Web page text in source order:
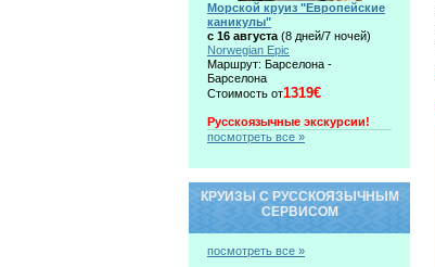
Морской круиз "Европейские
каникулы"
с 16 августа (8 дней/7 ночей)
Norwegian Epic
Маршрут: Барселона -
Барселона
Стоимость от1319€
Русскоязычные экскурсии!
посмотреть все »
КРУИЗЫ С РУССКОЯЗЫЧНЫМ
СЕРВИСОМ
посмотреть все »